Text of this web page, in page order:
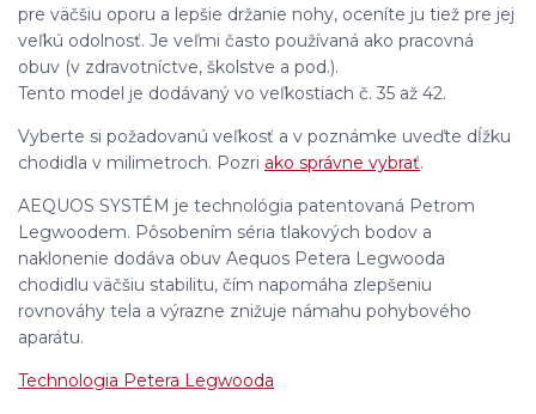
pre väčšiu oporu a lepšie držanie nohy, oceníte ju tiež pre jej
veľkú odolnosť. Je veľmi často používaná ako pracovná
obuv (v zdravotníctve, školstve a pod.).
Tento model je dodávaný vo veľkostiach č. 35 až 42.
Vyberte si požadovanú veľkosť a v poznámke uveďte dĺžku
chodidla v milimetroch. Pozri ako správne vybrať.
AEQUOS SYSTÉM je technológia patentovaná Petrom
Legwoodem. Pôsobením séria tlakových bodov a
naklonenie dodáva obuv Aequos Petera Legwooda
chodidlu väčšiu stabilitu, čím napomáha zlepšeniu
rovnováhy tela a výrazne znižuje námahu pohybového
aparátu.
Technologia Petera Legwooda